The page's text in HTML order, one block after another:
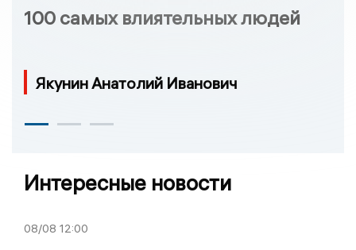
100 самых влиятельных людей
Якунин Анатолий Иванович
Интересные новости
08/08 12:00